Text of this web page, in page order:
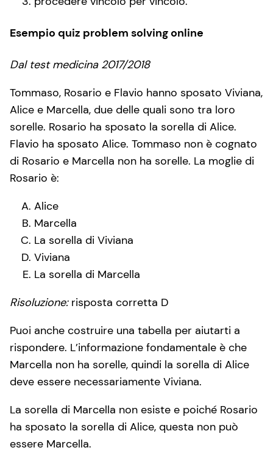
Esempio quiz problem solving online
Dal test medicina 2017/2018
Tommaso, Rosario e Flavio hanno sposato Viviana,
Alice e Marcella, due delle quali sono tra loro
sorelle. Rosario ha sposato la sorella di Alice.
Flavio ha sposato Alice. Tommaso non è cognato
di Rosario e Marcella non ha sorelle. La moglie di
Rosario è:
Alice
Marcella
La sorella di Viviana
Viviana
La sorella di Marcella
Risoluzione: risposta corretta D
Puoi anche costruire una tabella per aiutarti a
rispondere. L’informazione fondamentale è che
Marcella non ha sorelle, quindi la sorella di Alice
deve essere necessariamente Viviana.
La sorella di Marcella non esiste e poiché Rosario
ha sposato la sorella di Alice, questa non può
essere Marcella.